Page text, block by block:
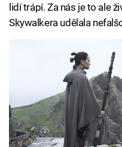
lidí trápí. Za nás je to ale
Skywalkera udělala